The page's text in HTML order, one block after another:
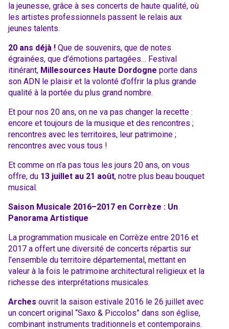
la jeunesse, grâce à ses concerts de haute qualité, où
les artistes professionnels passent le relais aux
jeunes talents.
20 ans déjà ! Que de souvenirs, que de notes
égrainées, que d’émotions partagées… Festival
itinérant, Millesources Haute Dordogne porte dans
son ADN le plaisir et la volonté d’offrir la plus grande
qualité à la portée du plus grand nombre.
Et pour nos 20 ans, on ne va pas changer la recette :
encore et toujours de la musique et des rencontres ;
rencontres avec les territoires, leur patrimoine ;
rencontres avec vous tous !
Et comme on n’a pas tous les jours 20 ans, on vous
offre, du 13 juillet au 21 août, notre plus beau bouquet
musical.
Saison Musicale 2016–2017 en Corrèze : Un
Panorama Artistique
La programmation musicale en Corrèze entre 2016 et
2017 a offert une diversité de concerts répartis sur
l’ensemble du territoire départemental, mettant en
valeur à la fois le patrimoine architectural religieux et la
richesse des interprétations musicales.
Arches ouvrit la saison estivale 2016 le 26 juillet avec
un concert original “Saxo & Piccolos” dans son église,
combinant instruments traditionnels et contemporains.